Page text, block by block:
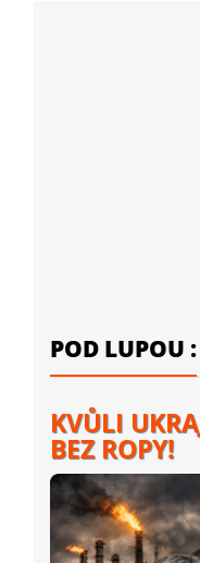
POD LUPOU :
KVŮLI
BEZ ROPY!